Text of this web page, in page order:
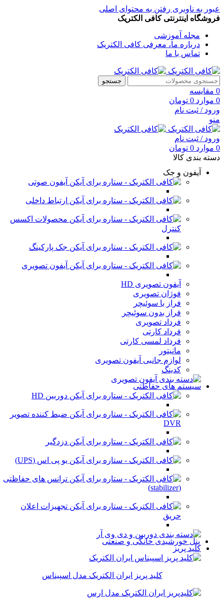
عبور به ناوبری رفتن به محتوای اصلی
فروشگاه اینترنتی کافی الکتریک
مجله آموزشی
درباره ما، معرفی کافی الکتریک
تماس با ما
جستجو
0 مقایسه
0 موارد 0 تومان
ورود / ثبت نام
منو
ورود / ثبت نام
0 موارد 0 تومان
دسته بندی کالا
آیفون و جک
آیفون صوتی
ارتباط داخلی
محصولات اکسس
کنترل
جک پارکینگ
آیفون تصویری
آیفون تصویری HD
فوژان تصویری
فراز با سوئیچر
فراز بدون سوئیچر
فرداد تصویری
فرداد کارتی
فرداد لمسی کارتی
مانیتور
لوازم جانبی آیفون تصویری
کدینگ
سیستم های حفاظتی
دوربین HD
ضبط کننده تصویر
DVR
دزدگیر
یو پی اس (UPS)
ترانس های حفاظتی
(stabilizer)
تجهیزات اعلان
حریق
پنل خورشیدی خانگی و صنعتی
کلید پریز
کلید پریز ایران الکتریک مدل اسپیناس